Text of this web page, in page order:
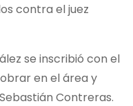
contra el juez
se inscribió con el
en el área y
Contreras.